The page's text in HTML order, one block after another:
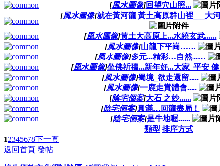
[風水圖像]回望穴山照...
[風水圖像]就在黃河龍 黃土高原群山裡___大
[風水圖像]黃土大高原上...水繞玄武......
[風水圖像]山龍下平崗……
[風水圖像]多元...精彩…自然...…
[風水圖像]坐佛祈禱...新年好...大家_平安
[風水圖像]蜀境_欲走還留.....
[風水圖像]一鹿走賞體會.....
[陰宅個案]大石 之妙......
[陰宅個案]圓滿…回龍盡局！
[陰宅個案]是牛地喔......
類型 排序方式
12345678下一頁
返回首頁 發帖